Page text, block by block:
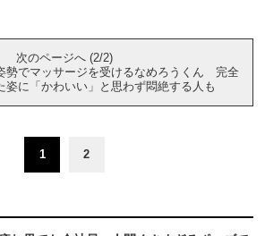
次のページへ (2/2)
勢でマッサージを受けるなめろうくん 完全
姿に「かわいい」と思わず悶絶する人も
1 2